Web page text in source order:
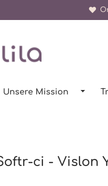
springen
Unsere Mission
ci - Vislon